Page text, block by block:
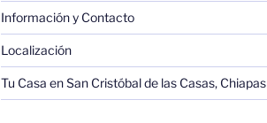
Información y Contacto
Localización
Tu Casa en San Cristóbal de las Casas, Chiapas